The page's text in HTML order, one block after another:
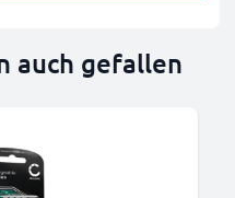
auch gefallen